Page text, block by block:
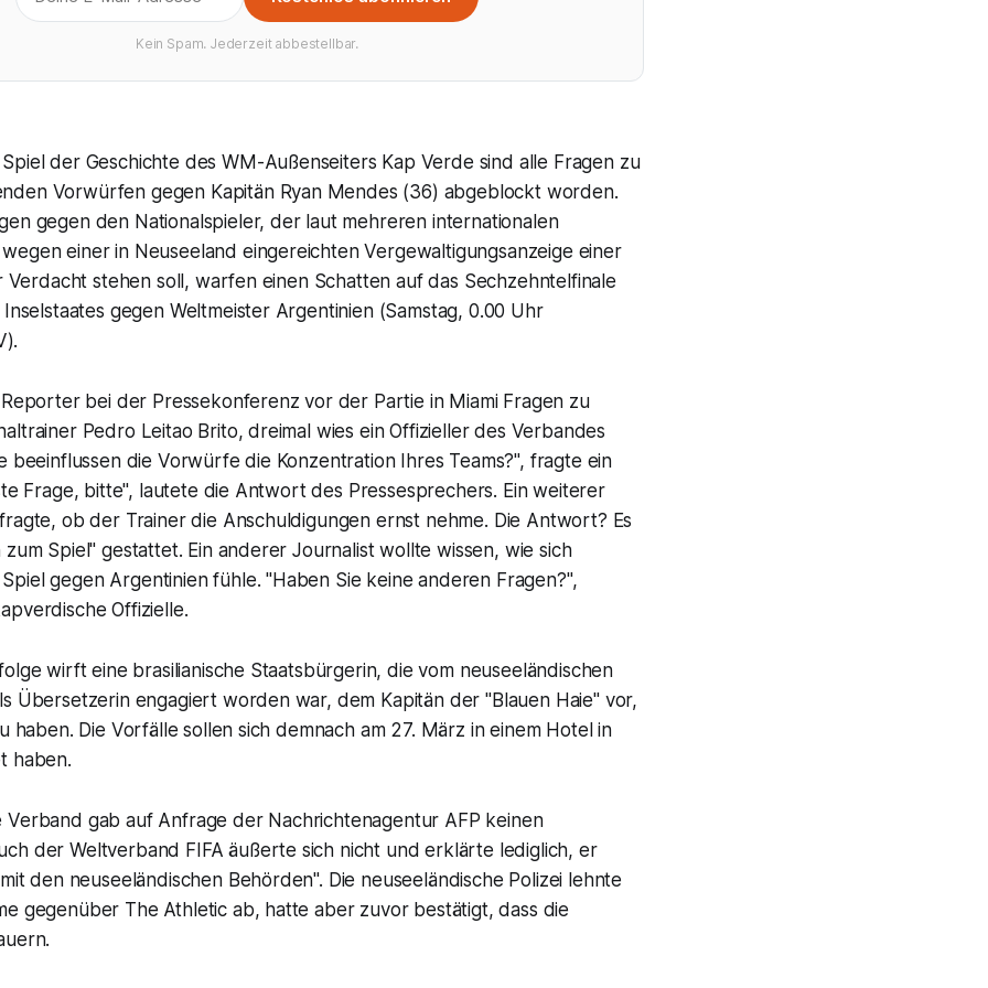
Kein Spam. Jederzeit abbestellbar.
der Geschichte des WM-Außenseiters Kap Verde sind alle Fragen zu
Vorwürfen gegen Kapitän Ryan Mendes (36) abgeblockt worden.
gegen den Nationalspieler, der laut mehreren internationalen
einer in Neuseeland eingereichten Vergewaltigungsanzeige einer
Verdacht stehen soll, warfen einen Schatten auf das Sechzehntelfinale
gegen Weltmeister Argentinien (Samstag, 0.00 Uhr
bei der Pressekonferenz vor der Partie in Miami Fragen zu
Pedro Leitao Brito, dreimal wies ein Offizieller des Verbandes
beeinflussen die Vorwürfe die Konzentration Ihres Teams?", fragte ein
Frage, bitte", lautete die Antwort des Pressesprechers. Ein weiterer
ob der Trainer die Anschuldigungen ernst nehme. Die Antwort? Es
Spiel" gestattet. Ein anderer Journalist wollte wissen, wie sich
gegen Argentinien fühle. "Haben Sie keine anderen Fragen?",
Offizielle.
wirft eine brasilianische Staatsbürgerin, die vom neuseeländischen
Übersetzerin engagiert worden war, dem Kapitän der "Blauen Haie" vor,
haben. Die Vorfälle sollen sich demnach am 27. März in einem Hotel in
haben.
Verband gab auf Anfrage der Nachrichtenagentur AFP keinen
der Weltverband FIFA äußerte sich nicht und erklärte lediglich, er
den neuseeländischen Behörden". Die neuseeländische Polizei lehnte
gegenüber The Athletic ab, hatte aber zuvor bestätigt, dass die